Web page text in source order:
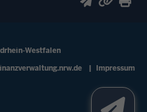
Westfalen
Impressum